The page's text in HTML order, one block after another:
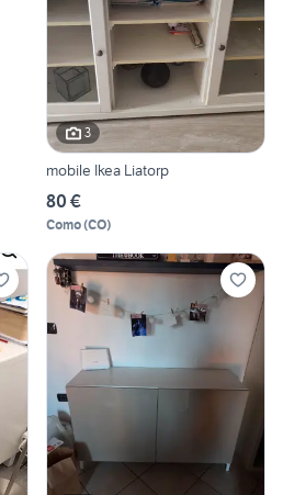
3
mobile Ikea Liatorp
80 €
Como(CO)